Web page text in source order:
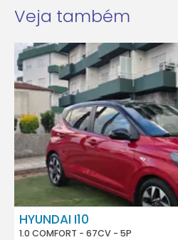
Veja também
HYUNDAI I10
1.0 COMFORT - 67CV - 5P